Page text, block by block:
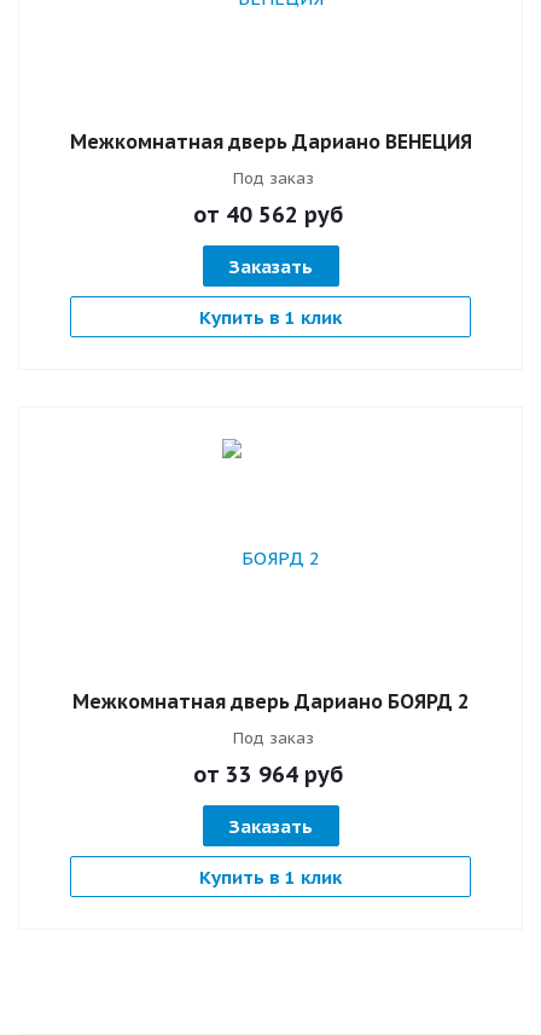
Межкомнатная дверь Дариано ВЕНЕЦИЯ
Под заказ
от 40 562 руб
Заказать
Купить в 1 клик
Межкомнатная дверь Дариано БОЯРД 2
Под заказ
от 33 964 руб
Заказать
Купить в 1 клик